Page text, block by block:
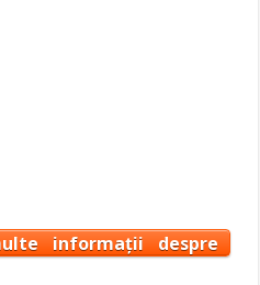
informații despre